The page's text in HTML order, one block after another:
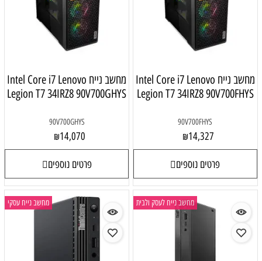
מחשב נייח Intel Core i7 Lenovo
Legion T7 34IRZ8 90V700FHYS
90V700FHYS
₪14,327
פרטים נוספים
מחשב נייח Intel Core i7 Lenovo
Legion T7 34IRZ8 90V700GHYS
90V700GHYS
₪14,070
פרטים נוספים
מחשב נייח לעסק ולבית מחשב נייח עסקי